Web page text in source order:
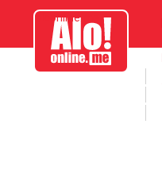
aloonline.me